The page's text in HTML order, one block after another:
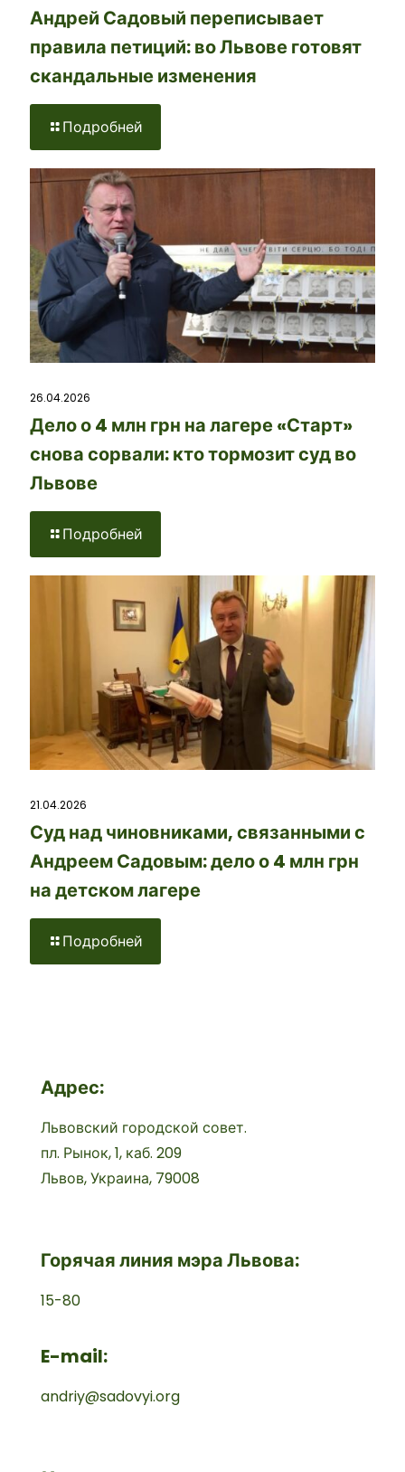
Андрей Садовый переписывает
правила петиций: во Львове готовят
скандальные изменения
Подробней
26.04.2026
Дело о 4 млн грн на лагере «Старт»
снова сорвали: кто тормозит суд во
Львове
Подробней
21.04.2026
Суд над чиновниками, связанными с
Андреем Садовым: дело о 4 млн грн
на детском лагере
Подробней
Адрес:
Львовский городской совет.
пл. Рынок, 1, каб. 209
Львов, Украина, 79008
Горячая линия мэра Львова:
15-80
E-mail:
andriy@sadovyi.org